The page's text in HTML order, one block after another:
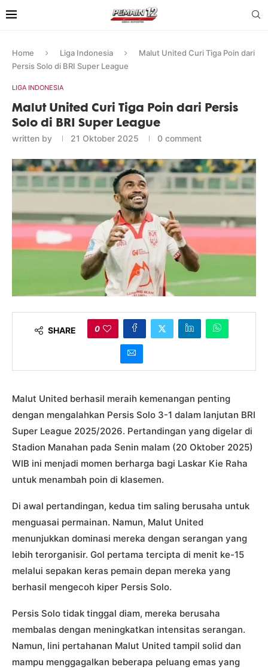
Home Liga Indonesia
Malut United Curi Tiga Poin dari
Persis Solo di BRI Super League
LIGA INDONESIA
Malut United Curi Tiga Poin dari Persis
Solo di BRI Super League
written by 21 Oktober 2025 0 comment
SHARE 0
Malut United berhasil meraih kemenangan penting
dengan mengalahkan Persis Solo 3-1 dalam lanjutan BRI
Super League 2025/2026. Pertandingan yang digelar di
Stadion Manahan pada Senin malam (20 Oktober 2025)
WIB ini menjadi momen berharga bagi Laskar Kie Raha
untuk menambah poin di klasemen.
Di awal pertandingan, kedua tim saling berusaha untuk
menguasai permainan. Namun, Malut United
menunjukkan dominasi mereka dengan serangan yang
lebih terorganisir. Gol pertama tercipta di menit ke-15
melalui sepakan keras pemain depan mereka yang
berhasil mengecoh kiper Persis Solo.
Persis Solo tidak tinggal diam, mereka berusaha
membalas dengan meningkatkan intensitas serangan.
Namun, lini pertahanan Malut United tampil solid dan
mampu menggagalkan beberapa peluang emas yang